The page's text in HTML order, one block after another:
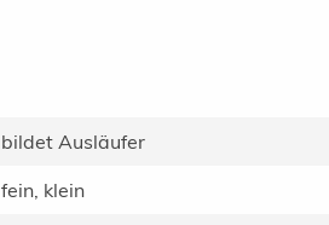
bildet Ausläufer
fein, klein